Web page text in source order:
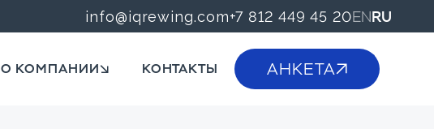
info@iqrewing.com+7 812 449 45 20ENRU
О КОМПАНИИ КОНТАКТЫ АНКЕТА